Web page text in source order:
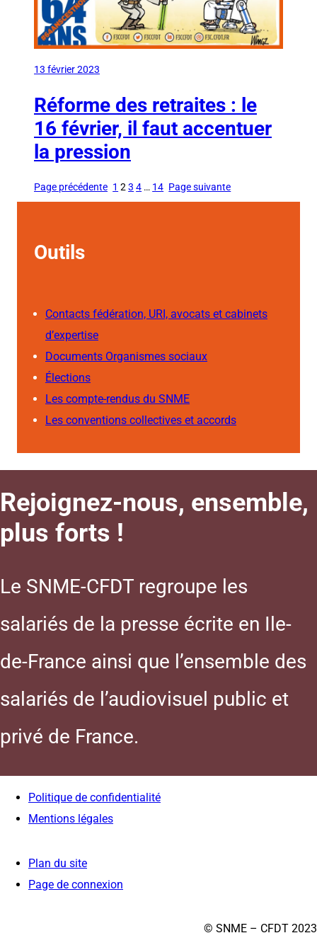
13 février 2023
Réforme des retraites : le
16 février, il faut accentuer
la pression
Page précédente 1 2 3 4 … 14 Page suivante
Outils
Contacts fédération, URI, avocats et cabinets
d’expertise
Documents Organismes sociaux
Élections
Les compte-rendus du SNME
Les conventions collectives et accords
Rejoignez-nous, ensemble,
plus forts !
Le SNME-CFDT regroupe les
salariés de la presse écrite en Ile-
de-France ainsi que l’ensemble des
salariés de l’audiovisuel public et
privé de France.
Politique de confidentialité
Mentions légales
Plan du site
Page de connexion
© SNME – CFDT 2023